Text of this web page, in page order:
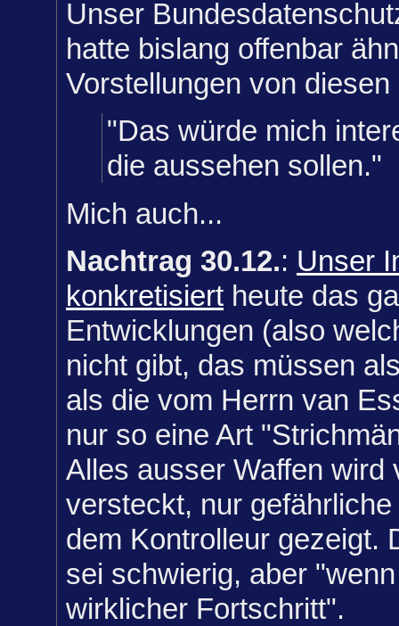
Unser
hatte bislang offenbar
Vorstellungen von
"Das würde mich
die aussehen sollen."
Mich auch...
Nachtrag 30.12.: Unser
konkretisiert heute das
Entwicklungen (also
nicht gibt, das müssen
als die vom Herrn van
nur so eine Art
Alles ausser Waffen wird
versteckt, nur
dem Kontrolleur gezeigt.
sei schwierig, aber
wirklicher Fortschritt".